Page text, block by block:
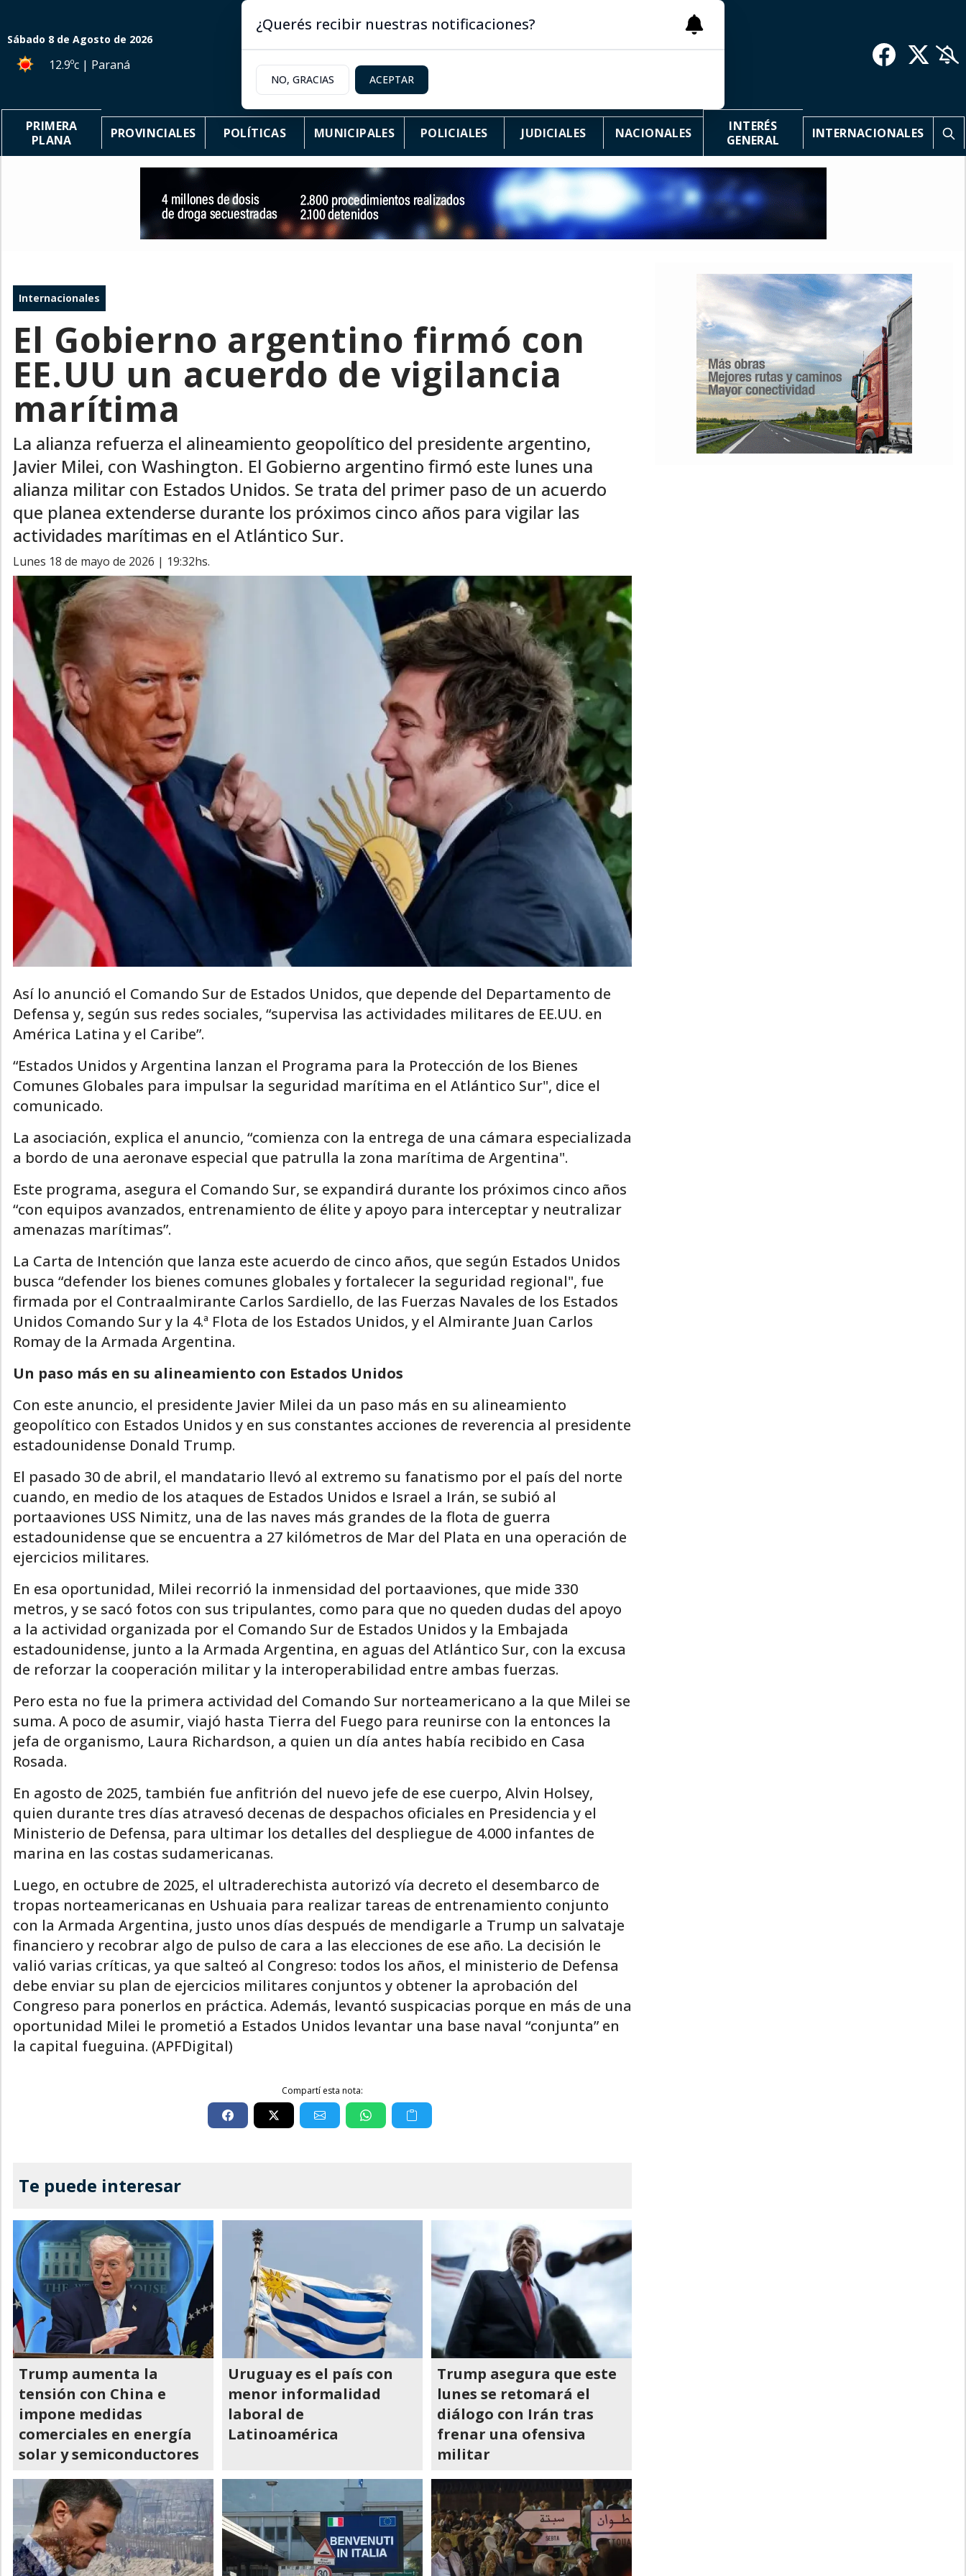
Sábado 8 de Agosto de 2026
12.9ºc | Paraná
PRIMERA
PLANA
PROVINCIALES POLÍTICAS MUNICIPALES POLICIALES JUDICIALES NACIONALES
INTERÉS
GENERAL
INTERNACIONALES
Internacionales
El Gobierno argentino firmó con
EE.UU un acuerdo de vigilancia
marítima
La alianza refuerza el alineamiento geopolítico del presidente argentino,
Javier Milei, con Washington. El Gobierno argentino firmó este lunes una
alianza militar con Estados Unidos. Se trata del primer paso de un acuerdo
que planea extenderse durante los próximos cinco años para vigilar las
actividades marítimas en el Atlántico Sur.
lunes 18 de mayo de 2026 | 19:32hs.
Así lo anunció el Comando Sur de Estados Unidos, que depende del Departamento de
Defensa y, según sus redes sociales, “supervisa las actividades militares de EE.UU. en
América Latina y el Caribe”.
“Estados Unidos y Argentina lanzan el Programa para la Protección de los Bienes
Comunes Globales para impulsar la seguridad marítima en el Atlántico Sur", dice el
comunicado.
La asociación, explica el anuncio, “comienza con la entrega de una cámara especializada
a bordo de una aeronave especial que patrulla la zona marítima de Argentina".
Este programa, asegura el Comando Sur, se expandirá durante los próximos cinco años
“con equipos avanzados, entrenamiento de élite y apoyo para interceptar y neutralizar
amenazas marítimas”.
La Carta de Intención que lanza este acuerdo de cinco años, que según Estados Unidos
busca “defender los bienes comunes globales y fortalecer la seguridad regional", fue
firmada por el Contraalmirante Carlos Sardiello, de las Fuerzas Navales de los Estados
Unidos Comando Sur y la 4.ª Flota de los Estados Unidos, y el Almirante Juan Carlos
Romay de la Armada Argentina.
Un paso más en su alineamiento con Estados Unidos
Con este anuncio, el presidente Javier Milei da un paso más en su alineamiento
geopolítico con Estados Unidos y en sus constantes acciones de reverencia al presidente
estadounidense Donald Trump.
El pasado 30 de abril, el mandatario llevó al extremo su fanatismo por el país del norte
cuando, en medio de los ataques de Estados Unidos e Israel a Irán, se subió al
portaaviones USS Nimitz, una de las naves más grandes de la flota de guerra
estadounidense que se encuentra a 27 kilómetros de Mar del Plata en una operación de
ejercicios militares.
En esa oportunidad, Milei recorrió la inmensidad del portaaviones, que mide 330
metros, y se sacó fotos con sus tripulantes, como para que no queden dudas del apoyo
a la actividad organizada por el Comando Sur de Estados Unidos y la Embajada
estadounidense, junto a la Armada Argentina, en aguas del Atlántico Sur, con la excusa
de reforzar la cooperación militar y la interoperabilidad entre ambas fuerzas.
Pero esta no fue la primera actividad del Comando Sur norteamericano a la que Milei se
suma. A poco de asumir, viajó hasta Tierra del Fuego para reunirse con la entonces la
jefa de organismo, Laura Richardson, a quien un día antes había recibido en Casa
Rosada.
En agosto de 2025, también fue anfitrión del nuevo jefe de ese cuerpo, Alvin Holsey,
quien durante tres días atravesó decenas de despachos oficiales en Presidencia y el
Ministerio de Defensa, para ultimar los detalles del despliegue de 4.000 infantes de
marina en las costas sudamericanas.
Luego, en octubre de 2025, el ultraderechista autorizó vía decreto el desembarco de
tropas norteamericanas en Ushuaia para realizar tareas de entrenamiento conjunto
con la Armada Argentina, justo unos días después de mendigarle a Trump un salvataje
financiero y recobrar algo de pulso de cara a las elecciones de ese año. La decisión le
valió varias críticas, ya que salteó al Congreso: todos los años, el ministerio de Defensa
debe enviar su plan de ejercicios militares conjuntos y obtener la aprobación del
Congreso para ponerlos en práctica. Además, levantó suspicacias porque en más de una
oportunidad Milei le prometió a Estados Unidos levantar una base naval “conjunta” en
la capital fueguina. (APFDigital)
Compartí esta nota:
Te puede interesar
Trump aumenta la
tensión con China e
impone medidas
comerciales en energía
solar y semiconductores
Uruguay es el país con
menor informalidad
laboral de
Latinoamérica
Trump asegura que este
lunes se retomará el
diálogo con Irán tras
frenar una ofensiva
militar
¿Querés recibir nuestras notificaciones?
NO, GRACIAS ACEPTAR